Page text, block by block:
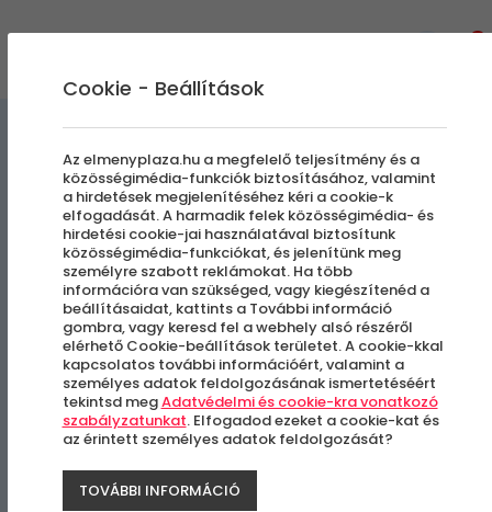
Városi BorKaland® Szeged -
Rejtett kincsek nagy túra
Szeged
Cookie - Beállítások
Az elmenyplaza.hu a megfelelő teljesítmény és a
közösségimédia-funkciók biztosításához, valamint
a hirdetések megjelenítéséhez kéri a cookie-k
elfogadását. A harmadik felek közösségimédia- és
hirdetési cookie-jai használatával biztosítunk
közösségimédia-funkciókat, és jelenítünk meg
személyre szabott reklámokat. Ha több
információra van szükséged, vagy kiegészítenéd a
beállításaidat, kattints a További információ
gombra, vagy keresd fel a webhely alsó részéről
elérhető Cookie-beállítások területet. A cookie-kkal
kapcsolatos további információért, valamint a
személyes adatok feldolgozásának ismertetéséért
tekintsd megAdatvédelmi és cookie-kra vonatkozó
szabályzatunkat. Elfogadod ezeket a cookie-kat és
az érintett személyes adatok feldolgozását?
TOVÁBBI INFORMÁCIÓ